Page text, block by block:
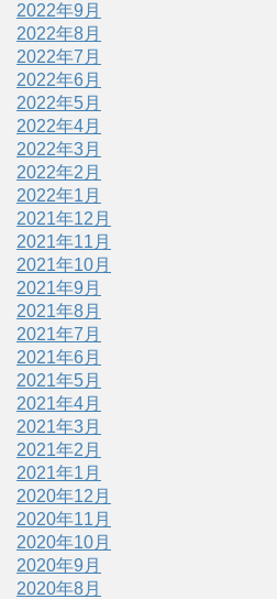
2022年9月
2022年8月
2022年7月
2022年6月
2022年5月
2022年4月
2022年3月
2022年2月
2022年1月
2021年12月
2021年11月
2021年10月
2021年9月
2021年8月
2021年7月
2021年6月
2021年5月
2021年4月
2021年3月
2021年2月
2021年1月
2020年12月
2020年11月
2020年10月
2020年9月
2020年8月